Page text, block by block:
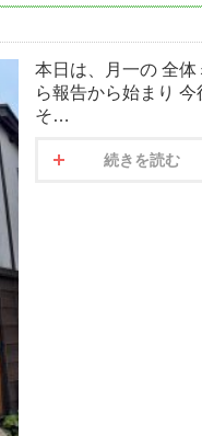
本日は、月一の 全
ら報告から始まり
そ…
続きを読む